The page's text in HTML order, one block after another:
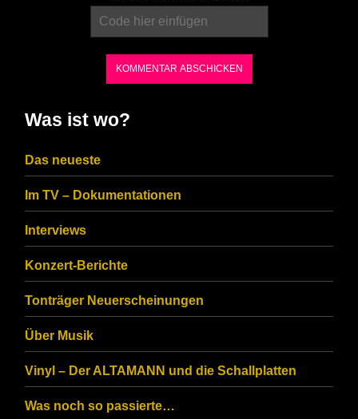
CAPTCHA
ensure
that
you
are
human.
Was ist wo?
Das neueste
Im TV – Dokumentationen
Interviews
Konzert-Berichte
Tonträger Neuerscheinungen
Über Musik
Vinyl – Der ALTAMANN und die Schallplatten
Was noch so passierte…